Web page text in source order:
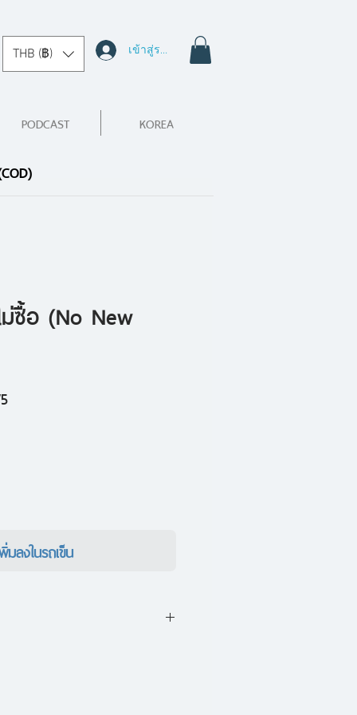
THB (฿) เข้าสู่ระบบ
PODCAST KOREA
ซื้อ (No New
ราคา
มลงในรถเข็น
อ คือการเชิญชวนให้ผู้อ่านเข้า